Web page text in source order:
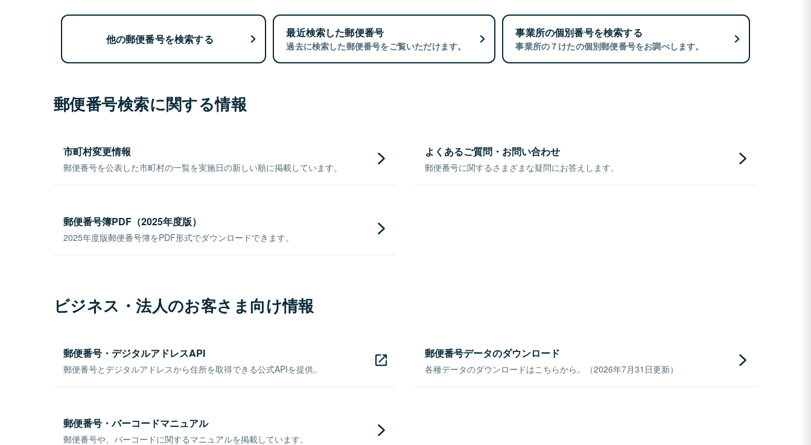
他の郵便番号を検索する 最近検索した郵便番号
過去に検索した郵便番号をご覧いただけます。
事業所の個別番号を検索する
事業所の７けたの個別郵便番号をお調べします。
郵便番号検索に関する情報
市町村変更情報
郵便番号を公表した市町村の一覧を実施日の新しい順に掲載しています。
よくあるご質問・お問い合わせ
郵便番号に関するさまざまな疑問にお答えします。
郵便番号簿PDF（2025年度版）
2025年度版郵便番号簿をPDF形式でダウンロードできます。
ビジネス・法人のお客さま向け情報
郵便番号・デジタルアドレスAPI
郵便番号とデジタルアドレスから住所を取得できる公式APIを提供。
郵便番号データのダウンロード
各種データのダウンロードはこちらから。（2026年7月31日更新）
郵便番号・バーコードマニュアル
郵便番号や、バーコードに関するマニュアルを掲載しています。